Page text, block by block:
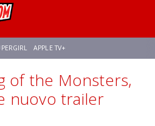
APPLE TV+
AVENGERS: DOOMSDAY STAR TREK
of the Monsters,
nuovo trailer